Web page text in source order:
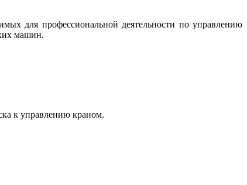
для профессиональной деятельности по управлению
машин.
к управлению краном.